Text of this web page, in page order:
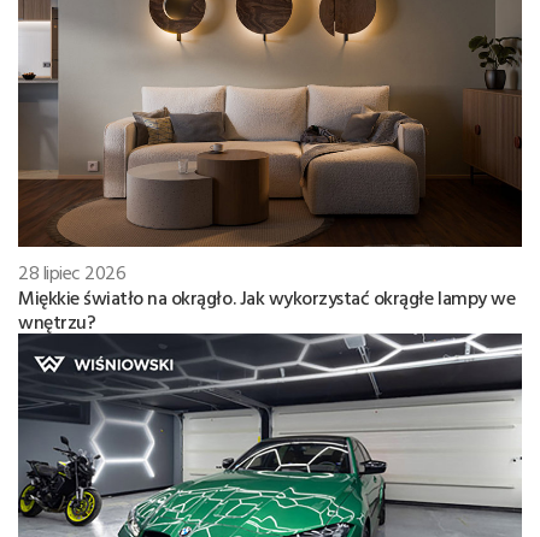
28 lipiec 2026
Miękkie światło na okrągło. Jak wykorzystać okrągłe lampy we
wnętrzu?